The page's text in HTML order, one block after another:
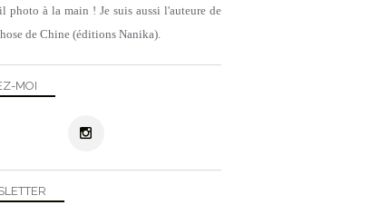
MOI
photo à la main ! Je suis aussi l'auteure de
de Chine (éditions Nanika).